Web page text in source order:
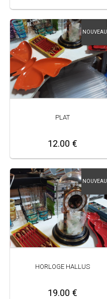
NOUVEAU
PLAT
12.00 €
NOUVEAU
HORLOGE HALLUS
19.00 €